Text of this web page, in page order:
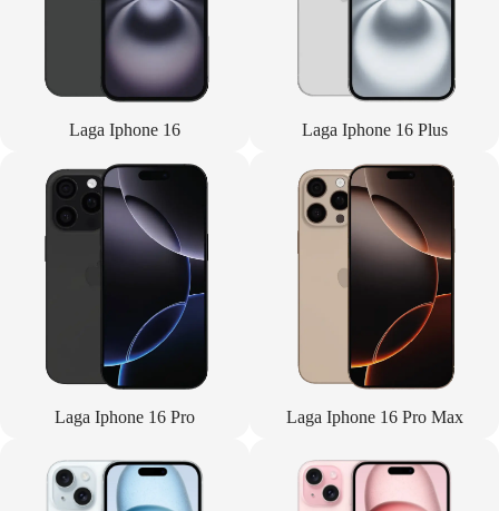
Laga Iphone 16 Laga Iphone 16 Plus
Laga Iphone 16 Pro Laga Iphone 16 Pro Max